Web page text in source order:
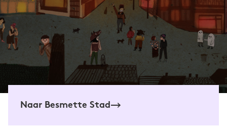
Naar Besmette Stad